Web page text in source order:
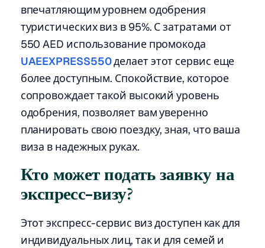
впечатляющим уровнем одобрения
туристических виз в 95%. С затратами от
550 AED использование промокода
UAEEXPRESS550делает этот сервис еще
более доступным. Спокойствие, которое
сопровождает такой высокий уровень
одобрения, позволяет вам уверенно
планировать свою поездку, зная, что ваша
виза в надежных руках.
Кто может подать заявку на
экспресс-визу?
Этот экспресс-сервис виз доступен как для
индивидуальных лиц, так и для семей и